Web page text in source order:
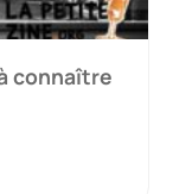
connaître